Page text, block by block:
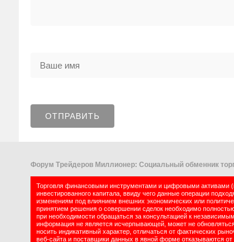
Форум Трейдеров Миллионер: Социальный обменник
Торговля финансовыми инструментами и цифровыми активами
инвестированного капитала, ввиду чего данные операции
изменениям под влиянием внешних экономических или
принятием решения о совершении сделок необходимо
при необходимости обращаться за консультацией к
информация не является исчерпывающей, может не
носить индикативный характер, отличаться от фактических
веб-сайта и поставщики данных в явной форме отказываются